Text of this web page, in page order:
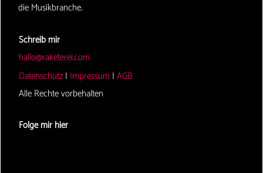
die Musikbranche.
Schreib mir
hallo@raketerei.com
Datenschutz | Impressum | AGB
Alle Rechte vorbehalten
Folge mir hier